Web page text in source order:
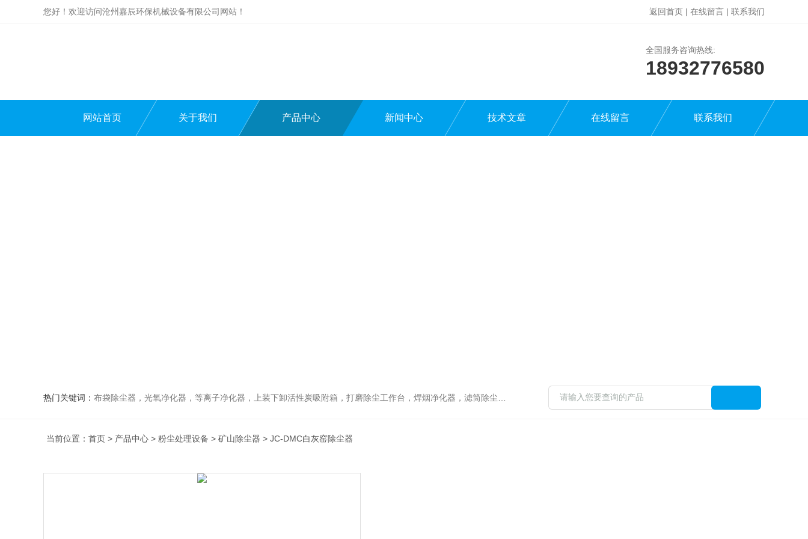
您好！欢迎访问沧州嘉辰环保机械设备有限公司网站！ 返回首页 | 在线留言 | 联系我们
全国服务咨询热线:
18932776580
网站首页 关于我们 产品中心 新闻中心 技术文章 在线留言 联系我们
热门关键词： 布袋除尘器，光氧净化器，等离子净化器，上装下卸活性炭吸附箱，打磨除尘工作台，焊烟净化器，滤筒除尘器，旋风除尘器，除尘设备配件，喷淋塔
当前位置： 首页 > 产品中心 > 粉尘处理设备 > 矿山除尘器 > JC-DMC白灰窑除尘器